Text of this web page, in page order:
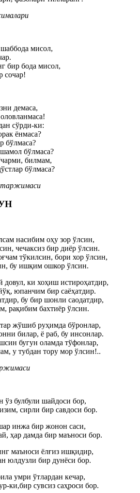
мисол,
бир бода мисол,
сочар!
демаса,
сўрди-ки:
ёнмаса?
бўлмаса?
бўлмаса?
билмам,
бўлмаса?
таржимаси
насибим оҳу зор ўлсин,
чечаксиз бир диёр ўлсин.
тўкилсин, бори хор ўлсин,
бу ишқим ошкор ўлсин.
довул, ки хоҳиш истироҳатдир,
юпанчим бир саёҳатдир.
бу бир шонли саодатдир,
рақибим бахтиёр ўлсин.
жўшиб руҳимда бўронлар,
билар, ё раб, бу инсонлар.
бугун оламда тўфонлар,
у тубдан тору мор ўлсин!..
ўз булбули шайдоси бор,
сирли бир савдоси бор.
инжа бир жонон саси,
ҳар дамда бир маъноси бор.
маъноси ёлғиз ишқидир,
юлдузли бир дунёси бор.
умри ўтлардан кечар,
ки,бир сувсиз саҳроси бор.